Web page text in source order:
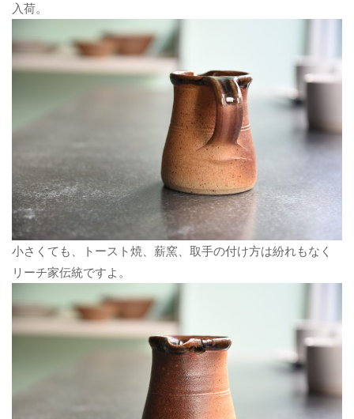
入荷。
小さくても、トースト焼、薪窯、取手の付け方は紛れもなく
リーチ家伝統ですよ。